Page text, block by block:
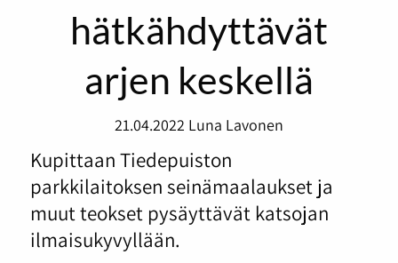
hätkähdyttävät
arjen keskellä
21.04.2022 Luna Lavonen
Kupittaan Tiedepuiston
parkkilaitoksen seinämaalaukset ja
muut teokset pysäyttävät katsojan
ilmaisukyvyllään.